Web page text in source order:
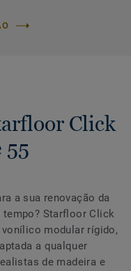
Click
55
a sua renovação da
Starfloor Click
modular rígido,
a qualquer
de madeira e